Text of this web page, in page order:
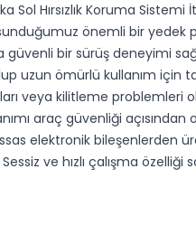
Hırsızlık Koruma Sistemi
önemli bir yedek
güvenli bir sürüş deneyimi
ömürlü kullanım için
veya kilitleme problemleri
araç güvenliği açısından
elektronik
ve hızlı çalışma özelliği